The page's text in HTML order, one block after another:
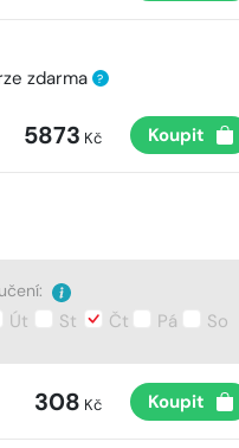
zdarma ?
5873 Kč Koupit
Út St Čt Pá So
308 Kč Koupit